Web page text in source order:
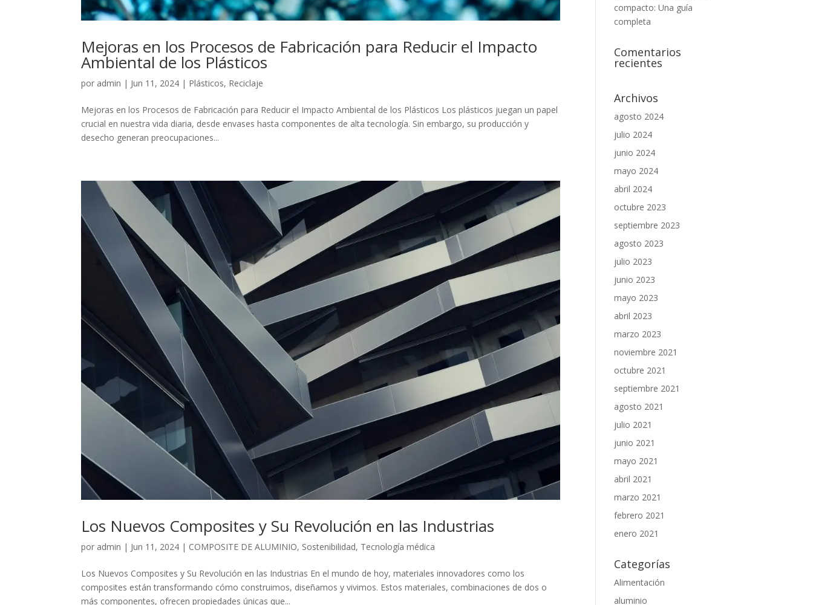
Mejoras en los Procesos de Fabricación para Reducir el Impacto
Ambiental de los Plásticos
por admin | Jun 11, 2024 | Plásticos, Reciclaje
Mejoras en los Procesos de Fabricación para Reducir el Impacto Ambiental de los Plásticos Los plásticos juegan un papel
crucial en nuestra vida diaria, desde envases hasta componentes de alta tecnología. Sin embargo, su producción y
desecho generan preocupaciones...
Los Nuevos Composites y Su Revolución en las Industrias
por admin | Jun 11, 2024 | COMPOSITE DE ALUMINIO, Sostenibilidad, Tecnología médica
Los Nuevos Composites y Su Revolución en las Industrias En el mundo de hoy, materiales innovadores como los
composites están transformando cómo construimos, diseñamos y vivimos. Estos materiales, combinaciones de dos o
más componentes, ofrecen propiedades únicas que...
compacto: Una guía
completa
Comentarios
recientes
Archivos
agosto 2024
julio 2024
junio 2024
mayo 2024
abril 2024
octubre 2023
septiembre 2023
agosto 2023
julio 2023
junio 2023
mayo 2023
abril 2023
marzo 2023
noviembre 2021
octubre 2021
septiembre 2021
agosto 2021
julio 2021
junio 2021
mayo 2021
abril 2021
marzo 2021
febrero 2021
enero 2021
Categorías
Alimentación
aluminio